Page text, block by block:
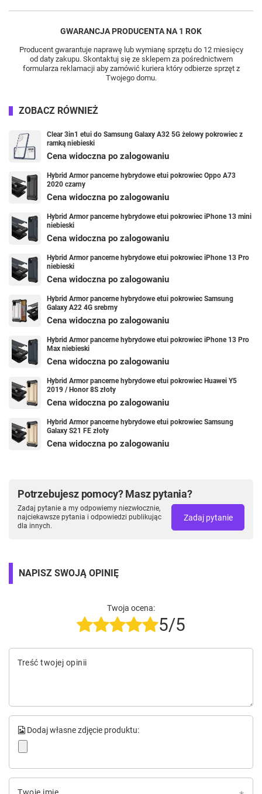
GWARANCJA PRODUCENTA NA 1 ROK
Producent gwarantuje naprawę lub wymianę sprzętu do 12 miesięcy
od daty zakupu. Skontaktuj się ze sklepem za pośrednictwem
formularza reklamacji aby zamówić kuriera który odbierze sprzęt z
Twojego domu.
ZOBACZ RÓWNIEŻ
Clear 3in1 etui do Samsung Galaxy A32 5G żelowy pokrowiec z
ramką niebieski
Cena widoczna po zalogowaniu
Hybrid Armor pancerne hybrydowe etui pokrowiec Oppo A73
2020 czarny
Cena widoczna po zalogowaniu
Hybrid Armor pancerne hybrydowe etui pokrowiec iPhone 13 mini
niebieski
Cena widoczna po zalogowaniu
Hybrid Armor pancerne hybrydowe etui pokrowiec iPhone 13 Pro
niebieski
Cena widoczna po zalogowaniu
Hybrid Armor pancerne hybrydowe etui pokrowiec Samsung
Galaxy A22 4G srebrny
Cena widoczna po zalogowaniu
Hybrid Armor pancerne hybrydowe etui pokrowiec iPhone 13 Pro
Max niebieski
Cena widoczna po zalogowaniu
Hybrid Armor pancerne hybrydowe etui pokrowiec Huawei Y5
2019 / Honor 8S złoty
Cena widoczna po zalogowaniu
Hybrid Armor pancerne hybrydowe etui pokrowiec Samsung
Galaxy S21 FE złoty
Cena widoczna po zalogowaniu
Potrzebujesz pomocy? Masz pytania?
Zadaj pytanie a my odpowiemy niezwłocznie,
najciekawsze pytania i odpowiedzi publikując
dla innych.
Zadaj pytanie
NAPISZ SWOJĄ OPINIĘ
Twoja ocena:
5/5
Treść twojej opinii
Dodaj własne zdjęcie produktu: